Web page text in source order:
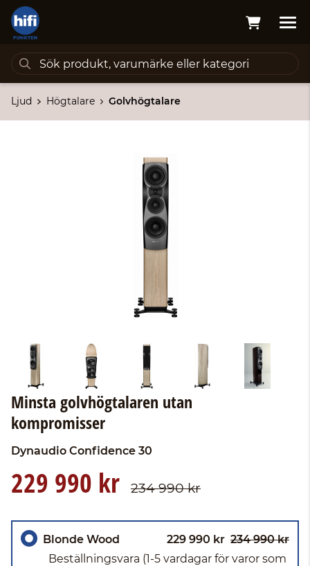
Ljud Högtalare Golvhögtalare
Minsta golvhögtalaren utan
kompromisser
Dynaudio Confidence 30
229 990 kr 234 990 kr
Blonde Wood 229 990 kr 234 990 kr
Beställningsvara (1-5 vardagar för varor som